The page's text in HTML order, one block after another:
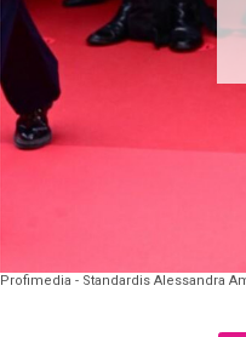
Profimedia - Standardis Alessandra